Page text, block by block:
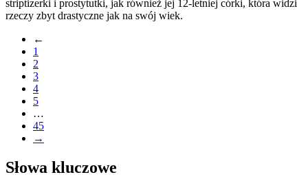
striptizerki i prostytutki, jak również jej 12-letniej córki, która widzi
rzeczy zbyt drastyczne jak na swój wiek.
←
1
2
3
4
5
…
45
→
Słowa kluczowe